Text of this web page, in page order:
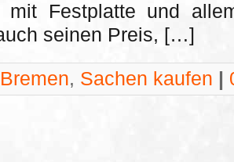
mit Festplatte und
seinen Preis, […]
Bremen, Sachen kaufen